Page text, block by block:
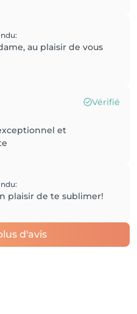
:
au plaisir de vous
Vérifié
et
:
plaisir de te sublimer!
d'avis